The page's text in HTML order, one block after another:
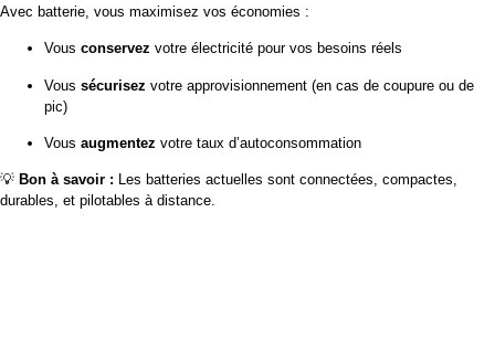
Avec batterie, vous maximisez vos économies :
Vous conservez votre électricité pour vos besoins réels
Vous sécurisez votre approvisionnement (en cas de coupure ou de
pic)
Vous augmentez votre taux d’autoconsommation
💡 Bon à savoir : Les batteries actuelles sont connectées, compactes,
durables, et pilotables à distance.